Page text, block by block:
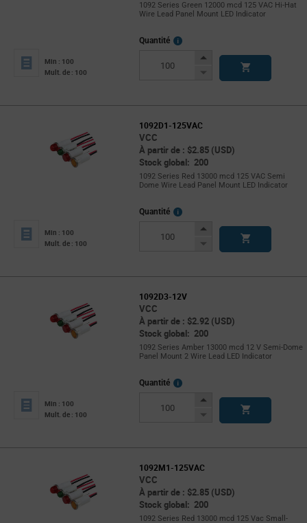
1092 Series Green 12000 mcd 125 VAC Hi-Hat
Wire Lead Panel Mount LED Indicator
Min : 100
Mult. de : 100
Quantité
More
Increase
Decrease
1092D1-125VAC
VCC
À partir de : $2.85 (USD)
Stock global: 200
1092 Series Red 13000 mcd 125 VAC Semi
Dome Wire Lead Panel Mount LED Indicator
Min : 100
Mult. de : 100
Quantité
More
Increase
Decrease
1092D3-12V
VCC
À partir de : $2.92 (USD)
Stock global: 200
1092 Series Amber 13000 mcd 12 V Semi-Dome
Panel Mount 2 Wire Lead LED Indicator
Min : 100
Mult. de : 100
Quantité
More
Increase
Decrease
1092M1-125VAC
VCC
À partir de : $2.85 (USD)
Stock global: 200
1092 Series Red 13000 mcd 125 Vac Small-